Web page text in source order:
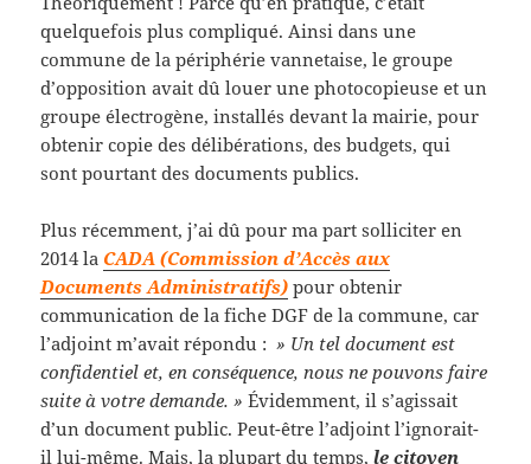
quelquefois plus compliqué. Ainsi dans une
commune de la périphérie vannetaise, le groupe
d’opposition avait dû louer une photocopieuse et un
groupe électrogène, installés devant la mairie, pour
obtenir copie des délibérations, des budgets, qui
sont pourtant des documents publics.
Plus récemment, j’ai dû pour ma part solliciter en
2014 la CADA (Commission d’Accès aux
Documents Administratifs) pour obtenir
communication de la fiche DGF de la commune, car
l’adjoint m’avait répondu : » Un tel document est
confidentiel et, en conséquence, nous ne pouvons faire
suite à votre demande. » Évidemment, il s’agissait
d’un document public. Peut-être l’adjoint l’ignorait-
il lui-même. Mais, la plupart du temps,le citoyen